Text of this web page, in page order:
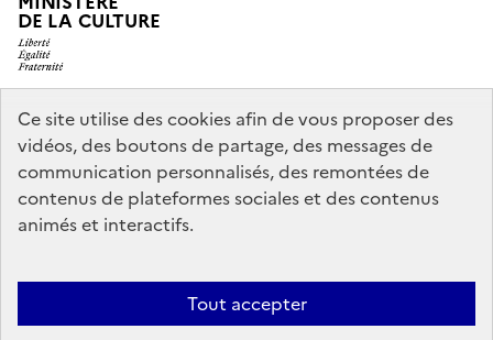
Ce site utilise des cookies afin de vous proposer des
vidéos, des boutons de partage, des messages de
communication personnalisés, des remontées de
contenus de plateformes sociales et des contenus
animés et interactifs.
Tout accepter
DE LA CULTURE
legifrance.gouv.fr
info.gouv.fr
service-public.gouv.fr
data.gouv.fr
Politique d’utilisation des témoins de connexion (cookies)
Politique
Mentions légales